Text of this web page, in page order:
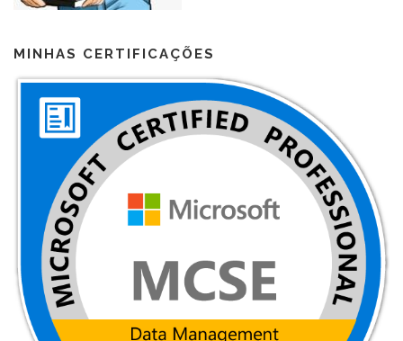
MINHAS CERTIFICAÇÕES